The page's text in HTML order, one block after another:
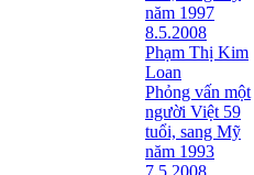
năm 1997
8.5.2008
Phạm Thị Kim
Loan
Phỏng vấn một
người Việt 59
tuổi, sang Mỹ
năm 1993
7.5.2008